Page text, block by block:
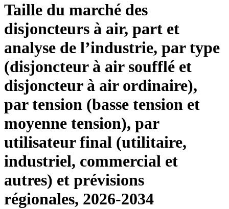
Taille du marché des
disjoncteurs à air, part et
analyse de l’industrie, par type
(disjoncteur à air soufflé et
disjoncteur à air ordinaire),
par tension (basse tension et
moyenne tension), par
utilisateur final (utilitaire,
industriel, commercial et
autres) et prévisions
régionales, 2026-2034